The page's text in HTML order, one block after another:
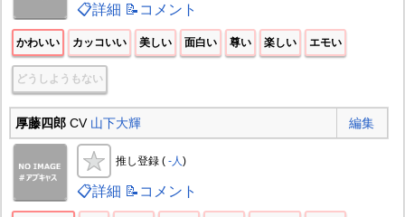
📋詳細 📝コメント
かわいい カッコいい 美しい 面白い 尊い 楽しい エモい
どうしようもない
厚藤四郎CV 山下大輝 編集
推し登録 ( -人)
📋詳細 📝コメント